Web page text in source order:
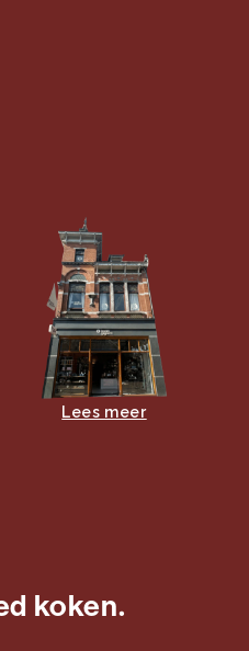
Lees meer
koken.